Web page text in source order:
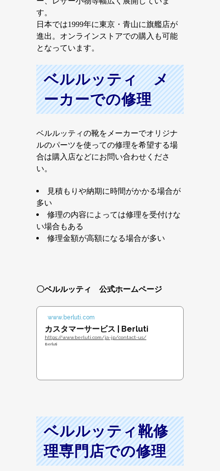
す。
日本では1999年に東京・青山に旗艦店が
進出。オンラインストアでの購入も可能
となっています。
ベルルッティ メ
ーカーでの修理
ベルルッティの靴をメーカーでオリジナ
ルのパーツを使っての修理を希望する場
合は購入店などにお問い合わせくださ
い。
見積もりや納期に時間がかかる場合が
多い
修理の内容によっては修理を受付けな
い場合もある
修理金額が高額になる場合が多い
〇ベルルッティ 公式ホームページ
www.berluti.com
カスタマーサービス | Berluti
https://www.berluti.com/ja-jp/contact-us/
Berluti
ベルルッティ靴修
理専門店での修理